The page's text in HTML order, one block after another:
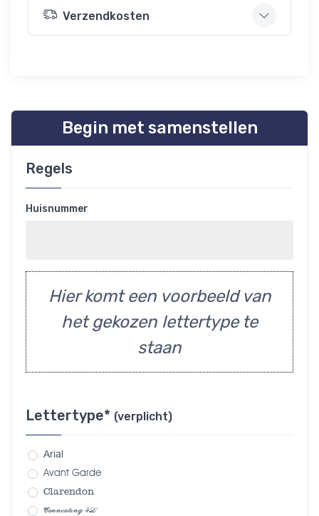
Verzendkosten
Begin met samenstellen
Regels
Huisnummer
Hier komt een voorbeeld van
het gekozen lettertype te
staan
Lettertype* (verplicht)
Arial
Avant Garde
Clarendon
Connecting 4L